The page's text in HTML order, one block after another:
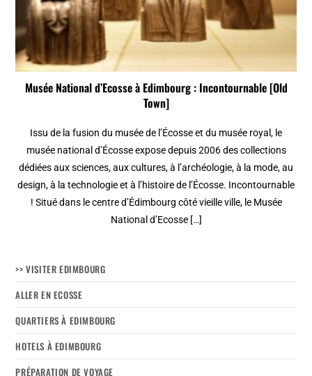
Musée National d’Ecosse à Edimbourg : Incontournable [Old
Town]
Issu de la fusion du musée de l’Écosse et du musée royal, le
musée national d’Écosse expose depuis 2006 des collections
dédiées aux sciences, aux cultures, à l’archéologie, à la mode, au
design, à la technologie et à l’histoire de l’Écosse. Incontournable
! Situé dans le centre d’Édimbourg côté vieille ville, le Musée
National d’Ecosse […]
>> VISITER EDIMBOURG
ALLER EN ECOSSE
QUARTIERS À EDIMBOURG
HOTELS À EDIMBOURG
PRÉPARATION DE VOYAGE